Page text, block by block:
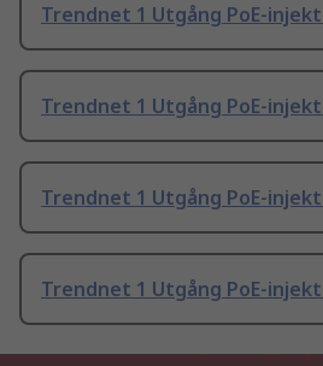
Trendnet 1 Utgång PoE-
Trendnet 1 Utgång PoE-
Trendnet 1 Utgång PoE-
Trendnet 1 Utgång PoE-